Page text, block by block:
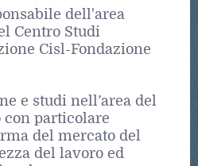
dell'area
Centro Studi
Cisl-Fondazione
e studi nell’area del
particolare
del mercato del
del lavoro ed